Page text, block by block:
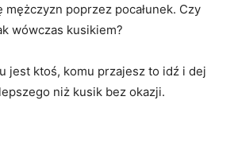
poprzez pocałunek. Czy
wówczas kusikiem?
jest ktoś, komu przajesz to idź i dej
niż kusik bez okazji.